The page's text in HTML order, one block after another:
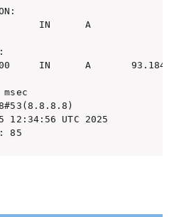
IN      A
IN      A
12:34:56 UTC 2025
85